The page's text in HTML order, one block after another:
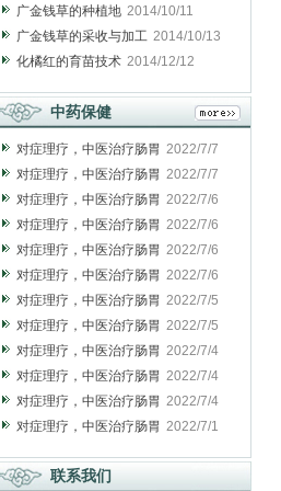
广金钱草的种植地 2014/10/11
广金钱草的采收与加工 2014/10/13
化橘红的育苗技术 2014/12/12
中药保健
对症理疗，中医治疗肠胃 2022/7/7
对症理疗，中医治疗肠胃 2022/7/7
对症理疗，中医治疗肠胃 2022/7/6
对症理疗，中医治疗肠胃 2022/7/6
对症理疗，中医治疗肠胃 2022/7/6
对症理疗，中医治疗肠胃 2022/7/6
对症理疗，中医治疗肠胃 2022/7/5
对症理疗，中医治疗肠胃 2022/7/5
对症理疗，中医治疗肠胃 2022/7/4
对症理疗，中医治疗肠胃 2022/7/4
对症理疗，中医治疗肠胃 2022/7/4
对症理疗，中医治疗肠胃 2022/7/1
联系我们